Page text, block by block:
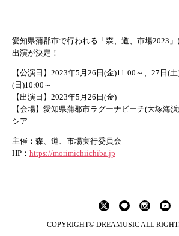
愛知県蒲郡市で行われる「森、道、市場2023
出演が決定！
【公演日】2023年5月26日(金)11:00～、27日(土
(日)10:00～
【出演日】2023年5月26日(金)
【会場】愛知県蒲郡市ラグーナビーチ(大塚海
シア
主催：森、道、市場実行委員会
HP： https://morimichiichiba.jp
COPYRIGHT© DREAMUSIC ALL